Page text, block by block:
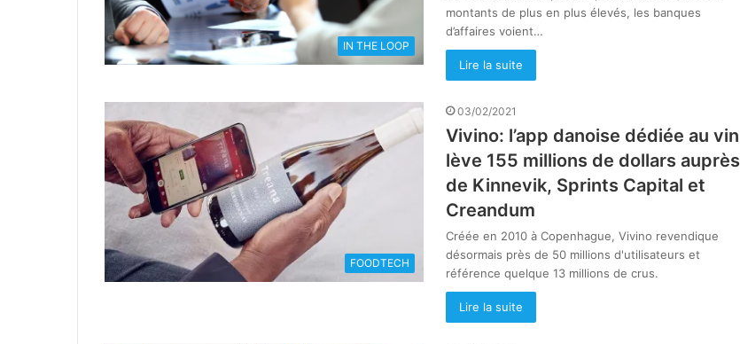
IN THE LOOP
montants de plus en plus élevés, les banques
d’affaires voient…
Lire la suite
FOODTECH
03/02/2021
Vivino: l’app danoise dédiée au vin
lève 155 millions de dollars auprès
de Kinnevik, Sprints Capital et
Creandum
Créée en 2010 à Copenhague, Vivino revendique
désormais près de 50 millions d'utilisateurs et
référence quelque 13 millions de crus.
Lire la suite